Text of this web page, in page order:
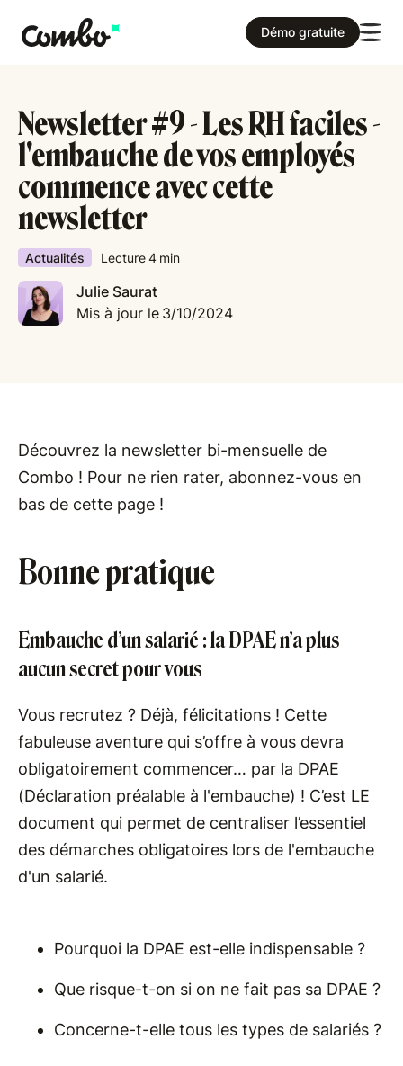
Démo gratuite
Newsletter #9 - Les RH faciles -
l'embauche de vos employés
commence avec cette
newsletter
Actualités Lecture4 min
Julie Saurat
Mis à jour le 3/10/2024
Découvrez la newsletter bi-mensuelle de
Combo ! Pour ne rien rater, abonnez-vous en
bas de cette page !
Bonne pratique
Embauche d’un salarié : la DPAE n’a plus
aucun secret pour vous
Vous recrutez ? Déjà, félicitations ! Cette
fabuleuse aventure qui s’offre à vous devra
obligatoirement commencer… par la DPAE
(Déclaration préalable à l'embauche) ! C’est LE
document qui permet de centraliser l’essentiel
des démarches obligatoires lors de l'embauche
d'un salarié.
Pourquoi la DPAE est-elle indispensable ?
Que risque-t-on si on ne fait pas sa DPAE ?
Concerne-t-elle tous les types de salariés ?